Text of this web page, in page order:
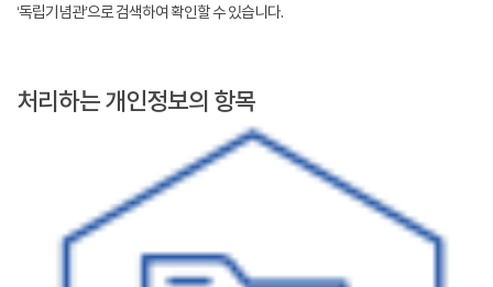
‘독립기념관’으로 검색하여 확인할 수 있습니다.
처리하는 개인정보의 항목